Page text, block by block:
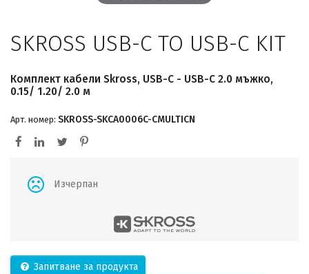
SKROSS USB-C TO USB-C KIT
Комплект кабели Skross, USB-C - USB-C 2.0 мъжко,
0.15/ 1.20/ 2.0 м
Арт. номер: SKROSS-SKCA0006C-CMULTICN
Изчерпан
Запитване за продукта